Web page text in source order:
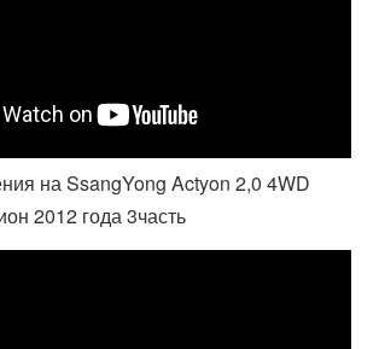
на SsangYong Actyon 2,0 4WD
2012 года 3часть